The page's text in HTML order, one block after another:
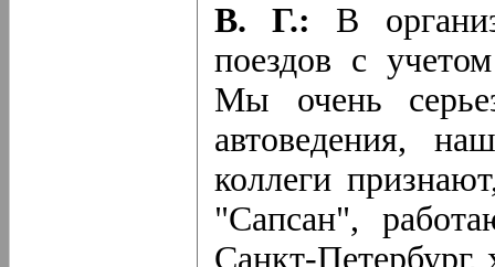
В. Г.: В
поездов с
Мы очень
автоведения,
коллеги
"Сапсан",
Санкт-